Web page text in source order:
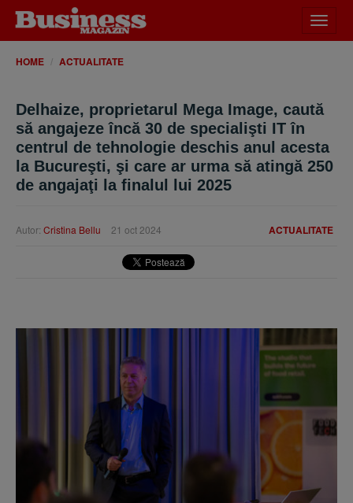
meniu
HOME ACTUALITATE
Delhaize, proprietarul Mega Image, caută
să angajeze încă 30 de specialişti IT în
centrul de tehnologie deschis anul acesta
la Bucureşti, şi care ar urma să atingă 250
de angajaţi la finalul lui 2025
ACTUALITATE
Autor: Cristina Bellu 21 oct 2024